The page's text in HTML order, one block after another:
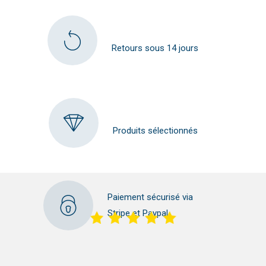
Retours sous 14 jours
Produits sélectionnés
Paiement sécurisé via
Stripe et Paypal